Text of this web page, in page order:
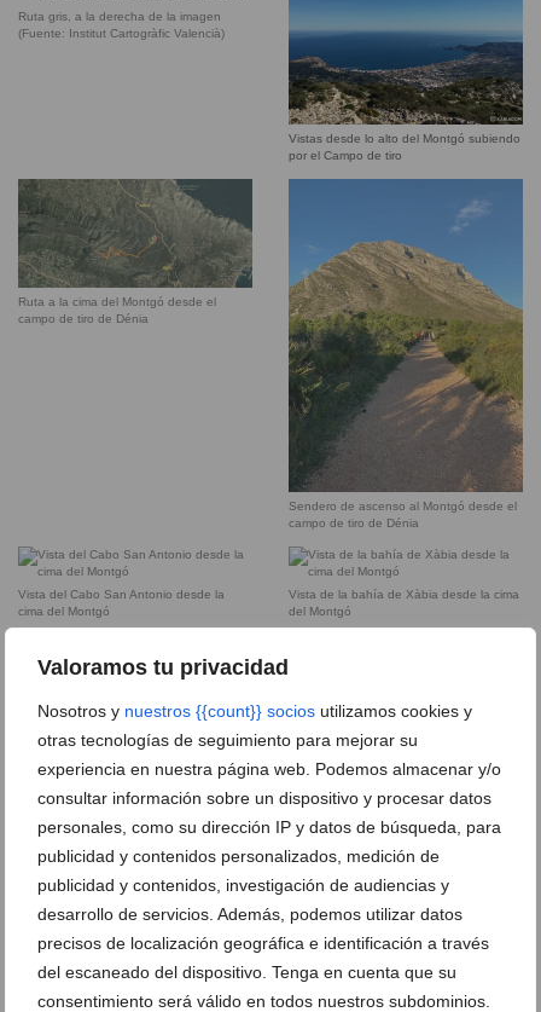
Valoramos tu privacidad
Nosotros y nuestros {{count}} socios utilizamos cookies y
otras tecnologías de seguimiento para mejorar su
experiencia en nuestra página web. Podemos almacenar y/o
consultar información sobre un dispositivo y procesar datos
personales, como su dirección IP y datos de búsqueda, para
publicidad y contenidos personalizados, medición de
publicidad y contenidos, investigación de audiencias y
desarrollo de servicios. Además, podemos utilizar datos
precisos de localización geográfica e identificación a través
del escaneado del dispositivo. Tenga en cuenta que su
consentimiento será válido en todos nuestros subdominios.
Ruta gris, a la derecha de la imagen
(Fuente: Institut Cartogràfic Valencià)
Vistas desde lo alto del Montgó subiendo
por el Campo de tiro
Ruta a la cima del Montgó desde el
campo de tiro de Dénia
Sendero de ascenso al Montgó desde el
campo de tiro de Dénia
Vista del Cabo San Antonio desde la
cima del Montgó
Vista de la bahía de Xàbia desde la cima
del Montgó
DEJA UN COMENTARIO